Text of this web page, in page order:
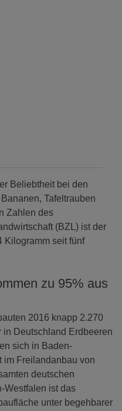
Beliebtheit bei den
Tafeltrauben
Zahlen des
(BZL) ist der
Kilogramm seit fünf
zu 95% aus
2016 knapp 2.270
in Deutschland Erdbeeren
sich in Baden-
im Freilandanbau von
deutschen
Westfalen ist das
unter begehbarer